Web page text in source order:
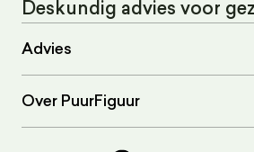
Deskundig advies voor
Advies
Over PuurFiguur